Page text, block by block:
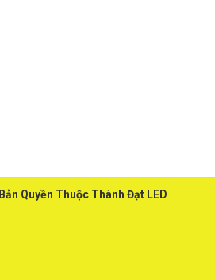
Bản Quyền Thuộc Thành Đạt LED